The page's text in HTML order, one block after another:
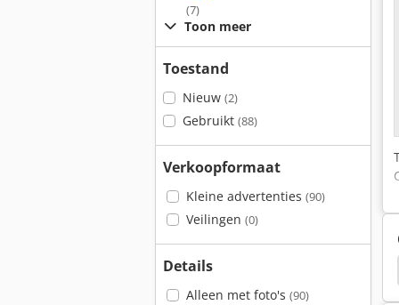
(7)
Toon meer
Toestand
Nieuw (2)
Gebruikt (88)
Verkoopformaat
Kleine advertenties (90)
Veilingen (0)
Details
Alleen met foto's (90)
Barford Sx 5000